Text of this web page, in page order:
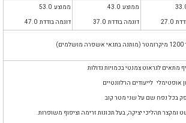
27.0
ממוצע 43.0
דוגמה בודדת 37.0
ממוצע 53.0
דוגמה בודדת 47.0
מתאים לגראוט צמנטי בכמויות גדולות
אופטימלי לייעודים הרלוונטיים
בכל נפח שם על שני מטר קוב
ומקצר תהליכי יציקה, בעל תכונות זרימה וציפוף משופרות.